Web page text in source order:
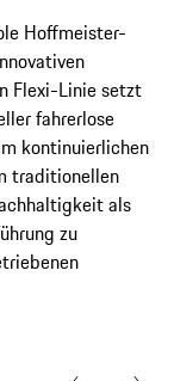
Hoffmeister-
Flexi-Linie setzt
fahrerlose
kontinuierlichen
traditionellen
als
zu